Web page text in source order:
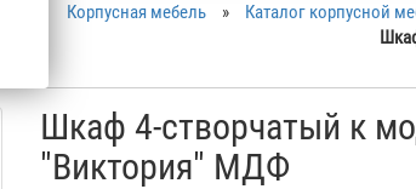
Корпусная мебель » Каталог корпусной
Шкаф 4-створчатый к
"Виктория" МДФ